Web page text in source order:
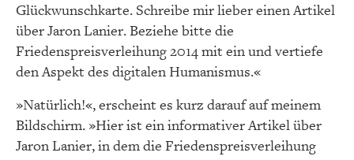
Glückwunschkarte. Schreibe mir lieber einen Artikel
über Jaron Lanier. Beziehe bitte die
Friedenspreisverleihung 2014 mit ein und vertiefe
den Aspekt des digitalen Humanismus.«
»Natürlich!«, erscheint es kurz darauf auf meinem
Bildschirm. »Hier ist ein informativer Artikel über
Jaron Lanier, in dem die Friedenspreisverleihung